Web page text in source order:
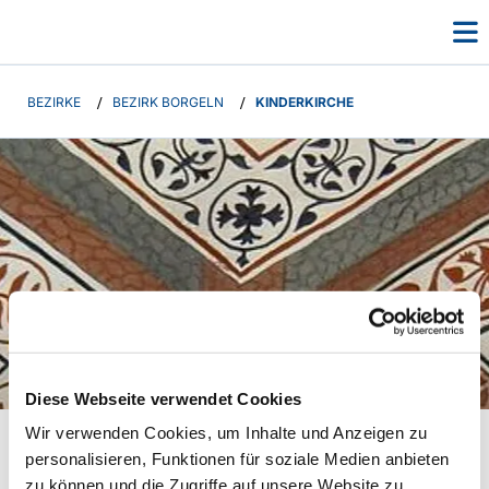
Diese Webseite verwendet Cookies
Wir verwenden Cookies, um Inhalte und Anzeigen zu
personalisieren, Funktionen für soziale Medien anbieten
zu können und die Zugriffe auf unsere Website zu
BEZIRKE / BEZIRK BORGELN / KINDERKIRCHE
Kinderkirche
Für alle Kinder von ca. 4 - 12